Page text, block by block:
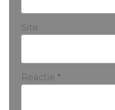
Site
Reactie *